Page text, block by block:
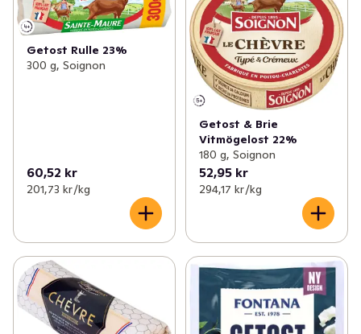
Getost Rulle 23%
300 g, Soignon
60,52 kr
201,73 kr /kg
Getost & Brie
Vitmögelost 22%
180 g, Soignon
52,95 kr
294,17 kr /kg